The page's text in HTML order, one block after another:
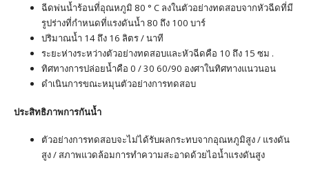
ฉีดพ่นน้ำร้อนที่อุณหภูมิ 80 ° C ลงในตัวอย่างทดสอบจากหัวฉีดที่มี
รูปร่างที่กำหนดที่แรงดันน้ำ 80 ถึง 100 บาร์
ปริมาณน้ำ 14 ถึง 16 ลิตร / นาที
ระยะห่างระหว่างตัวอย่างทดสอบและหัวฉีดคือ 10 ถึง 15 ซม .
ทิศทางการปล่อยน้ำคือ 0 / 30 60/90 องศาในทิศทางแนวนอน
ดำเนินการขณะหมุนตัวอย่างการทดสอบ
ประสิทธิภาพการกันน้ำ
ตัวอย่างการทดสอบจะไม่ได้รับผลกระทบจากอุณหภูมิสูง / แรงดัน
สูง / สภาพแวดล้อมการทำความสะอาดด้วยไอน้ำแรงดันสูง